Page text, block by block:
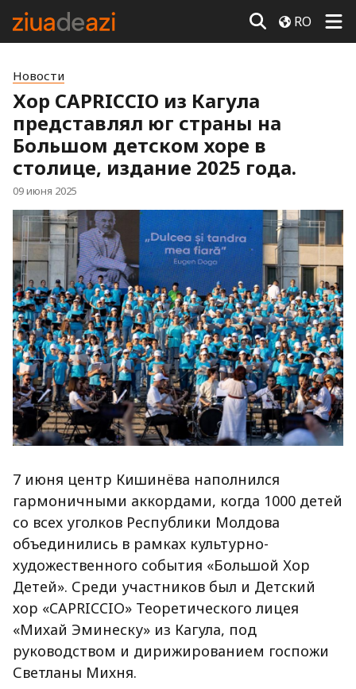
RO
Новости
Хор CAPRICCIO из Кагула
представлял юг страны на
Большом детском хоре в
столице, издание 2025 года.
09 июня 2025
7 июня центр Кишинёва наполнился
гармоничными аккордами, когда 1000 детей
со всех уголков Республики Молдова
объединились в рамках культурно-
художественного события «Большой Хор
Детей». Среди участников был и Детский
хор «CAPRICCIO» Теоретического лицея
«Михай Эминеску» из Кагула, под
руководством и дирижированием госпожи
Светланы Михня.